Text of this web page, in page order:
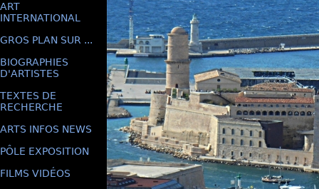
ART
INTERNATIONAL
GROS PLAN SUR ...
BIOGRAPHIES
D'ARTISTES
TEXTES DE
RECHERCHE
ARTS INFOS NEWS
PÔLE EXPOSITION
FILMS VIDÉOS